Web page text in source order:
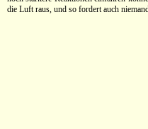
die Luft raus, und so fordert auch